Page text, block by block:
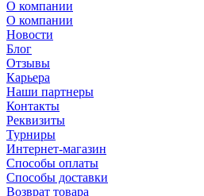
О компании
О компании
Новости
Блог
Отзывы
Карьера
Наши партнеры
Контакты
Реквизиты
Турниры
Интернет-магазин
Способы оплаты
Способы доставки
Возврат товара